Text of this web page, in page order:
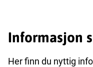
Informasjon
Her finn du nyttig